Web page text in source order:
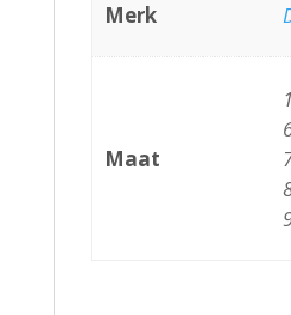
Merk
Maat